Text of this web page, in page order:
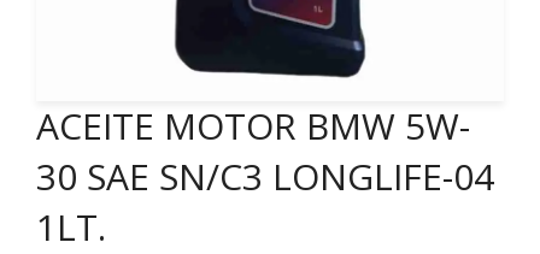
ACEITE MOTOR BMW 5W-
30 SAE SN/C3 LONGLIFE-04
1LT.